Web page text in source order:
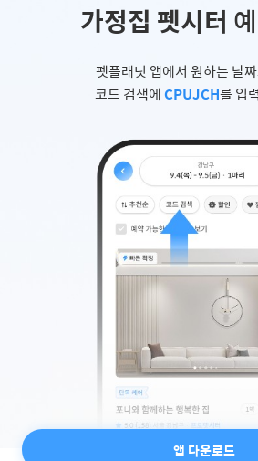
가정집 펫시터
펫플래닛 앱에서 원하는 날
코드 검색에CPUJCH를 입
앱 다운로드